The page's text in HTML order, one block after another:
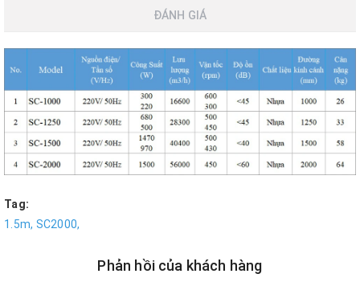
ĐÁNH GIÁ
Tag:
1.5m, SC2000,
Phản hồi của khách hàng